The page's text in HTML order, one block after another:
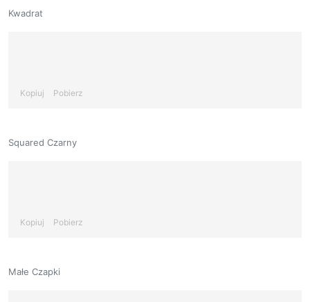
Kwadrat
Kopiuj Pobierz
Squared Czarny
Kopiuj Pobierz
Małe Czapki